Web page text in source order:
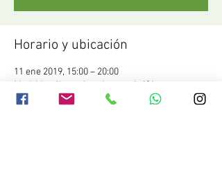
Horario y ubicación
11 ene 2019, 15:00 – 20:00
Madrid, calle enrique larreta 1. 1ºA